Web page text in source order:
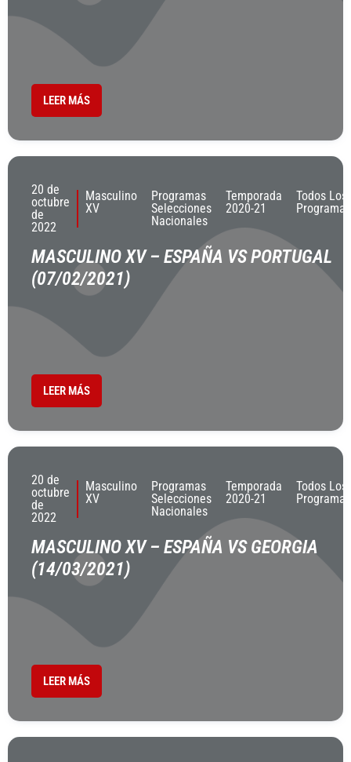
LEER MÁS
20 de
octubre
de
2022
Masculino
XV
Programas
Selecciones
Nacionales
Temporada
2020-21
Todos Los
Programas
MASCULINO XV – ESPAÑA VS PORTUGAL
(07/02/2021)
LEER MÁS
20 de
octubre
de
2022
Masculino
XV
Programas
Selecciones
Nacionales
Temporada
2020-21
Todos Los
Programas
MASCULINO XV – ESPAÑA VS GEORGIA
(14/03/2021)
LEER MÁS